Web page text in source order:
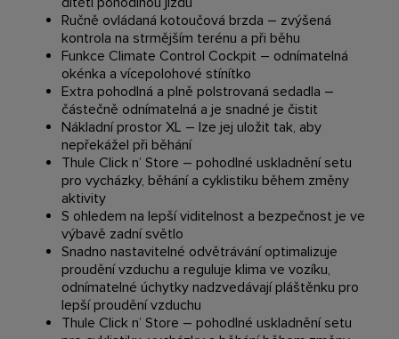
Ručně ovládaná kotoučová brzda – zvýšená
kontrola na strmějším terénu a při běhu
Funkce Climate Control Cockpit – odnímatelná
okénka a vícepolohové stínítko
Extra pohodlná a plně polstrovaná sedadla –
částečně odnímatelná a je snadné je čistit
Nákladní prostor XL – lze jej uložit tak, aby
nepřekážel při běhání
Thule Click n’ Store – pohodlné uskladnění setu
pro vycházky, běhání a cyklistiku během změny
aktivity
S ohledem na lepší viditelnost a bezpečnost je ve
výbavě zadní světlo
Snadno nastavitelné odvětrávání optimalizuje
proudění vzduchu a reguluje klima ve vozíku,
odnímatelné úchytky nadzvedávají pláštěnku pro
lepší proudění vzduchu
Thule Click n’ Store – pohodlné uskladnění setu